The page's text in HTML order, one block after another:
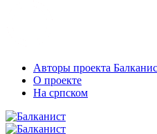
Авторы проекта
О проекте
На српском